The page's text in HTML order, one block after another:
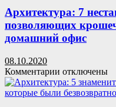
дома:
Дорогой,
но
уютный
под
землей,
чтобы
Архитектура: 7
позволяющих
домашний офис
08.10.2020
Комментарии к
записи
Архитектура:
отключены